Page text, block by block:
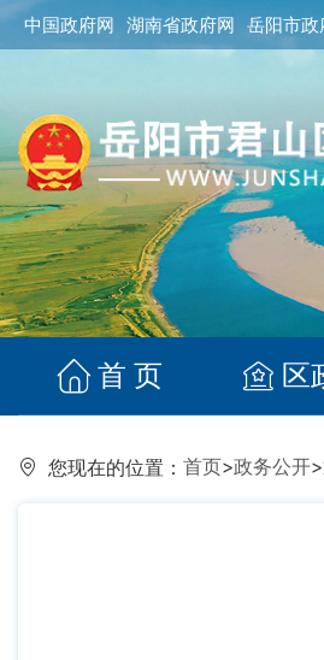
中国政府网 湖南省政府网 岳阳市政
首 页 区
您现在的位置： 首页>政务公开>